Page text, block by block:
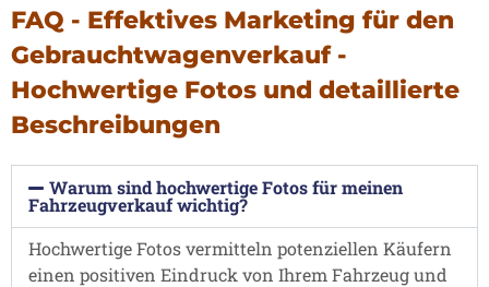
FAQ - Effektives Marketing für den
Gebrauchtwagenverkauf -
Hochwertige Fotos und detaillierte
Beschreibungen
Warum sind hochwertige Fotos für meinen
Fahrzeugverkauf wichtig?
Hochwertige Fotos vermitteln potenziellen Käufern
einen positiven Eindruck von Ihrem Fahrzeug und